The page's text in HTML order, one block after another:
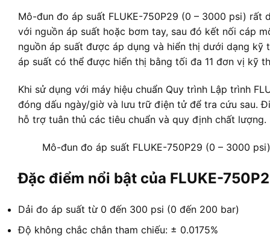
Mô-đun đo áp suất FLUKE-750P29 (0 – 3000 psi)
với nguồn áp suất hoặc bơm tay, sau đó kết nối cáp
nguồn áp suất được áp dụng và hiển thị dưới dạng
áp suất có thể được hiển thị bằng tối đa 11 đơn vị kỹ
Khi sử dụng với máy hiệu chuẩn Quy trình Lập trình
đóng dấu ngày/giờ và lưu trữ điện tử để tra cứu sau.
hỗ trợ tuân thủ các tiêu chuẩn và quy định chất lượng.
Mô-đun đo áp suất FLUKE-750P29 (0 – 3000 psi)
Đặc điểm nổi bật của FLUKE-
Dải đo áp suất từ 0 đến 300 psi (0 đến 200 bar)
Độ không chắc chắn tham chiếu: ± 0.0175%